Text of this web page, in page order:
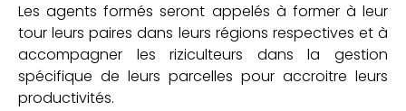
Les agents formés seront appelés à former à leur
tour leurs paires dans leurs régions respectives et à
accompagner les riziculteurs dans la gestion
spécifique de leurs parcelles pour accroitre leurs
productivités.